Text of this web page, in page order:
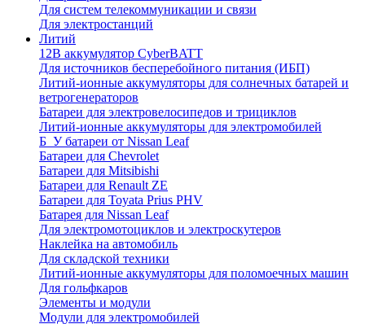
Для систем телекоммуникации и связи
Для электростанций
Литий
12В аккумулятор CyberBATT
Для источников бесперебойного питания (ИБП)
Литий-ионные аккумуляторы для солнечных батарей и
ветрогенераторов
Батареи для электровелосипедов и трициклов
Литий-ионные аккумуляторы для электромобилей
Б_У батареи от Nissan Leaf
Батареи для Chevrolet
Батареи для Mitsibishi
Батареи для Renault ZE
Батареи для Toyata Prius PHV
Батарея для Nissan Leaf
Для электромотоциклов и электроскутеров
Наклейка на автомобиль
Для складской техники
Литий-ионные аккумуляторы для поломоечных машин
Для гольфкаров
Элементы и модули
Модули для электромобилей